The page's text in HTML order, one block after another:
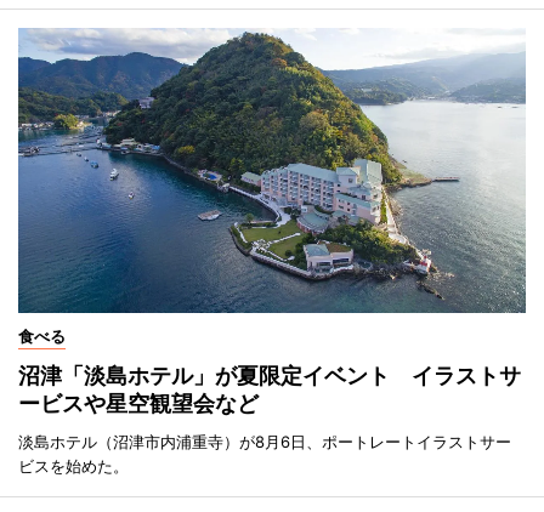
食べる
沼津「淡島ホテル」が夏限定イベント イラストサ
ービスや星空観望会など
淡島ホテル（沼津市内浦重寺）が8月6日、ポートレートイラストサー
ビスを始めた。